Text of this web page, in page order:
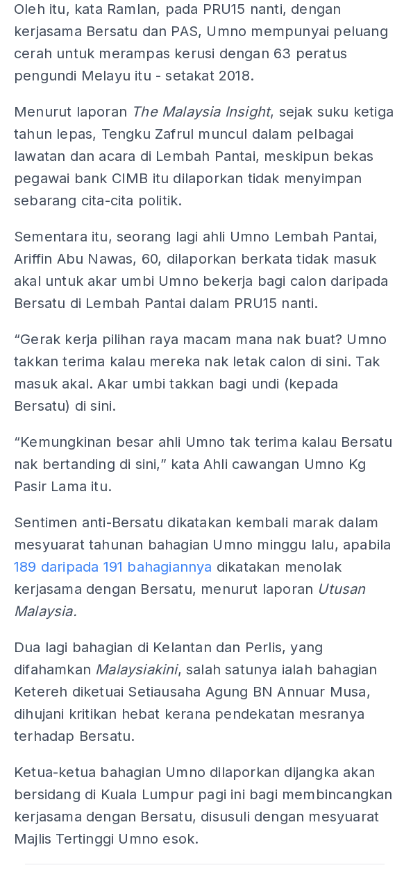
Oleh itu, kata Ramlan, pada PRU15 nanti, dengan
kerjasama Bersatu dan PAS, Umno mempunyai peluang
cerah untuk merampas kerusi dengan 63 peratus
pengundi Melayu itu - setakat 2018.
Menurut laporan The Malaysia Insight, sejak suku ketiga
tahun lepas, Tengku Zafrul muncul dalam pelbagai
lawatan dan acara di Lembah Pantai, meskipun bekas
pegawai bank CIMB itu dilaporkan tidak menyimpan
sebarang cita-cita politik.
Sementara itu, seorang lagi ahli Umno Lembah Pantai,
Ariffin Abu Nawas, 60, dilaporkan berkata tidak masuk
akal untuk akar umbi Umno bekerja bagi calon daripada
Bersatu di Lembah Pantai dalam PRU15 nanti.
“Gerak kerja pilihan raya macam mana nak buat? Umno
takkan terima kalau mereka nak letak calon di sini. Tak
masuk akal. Akar umbi takkan bagi undi (kepada
Bersatu) di sini.
“Kemungkinan besar ahli Umno tak terima kalau Bersatu
nak bertanding di sini,” kata Ahli cawangan Umno Kg
Pasir Lama itu.
Sentimen anti-Bersatu dikatakan kembali marak dalam
mesyuarat tahunan bahagian Umno minggu lalu, apabila
189 daripada 191 bahagiannya dikatakan menolak
kerjasama dengan Bersatu, menurut laporan Utusan
Malaysia.
Dua lagi bahagian di Kelantan dan Perlis, yang
difahamkan Malaysiakini, salah satunya ialah bahagian
Ketereh diketuai Setiausaha Agung BN Annuar Musa,
dihujani kritikan hebat kerana pendekatan mesranya
terhadap Bersatu.
Ketua-ketua bahagian Umno dilaporkan dijangka akan
bersidang di Kuala Lumpur pagi ini bagi membincangkan
kerjasama dengan Bersatu, disusuli dengan mesyuarat
Majlis Tertinggi Umno esok.